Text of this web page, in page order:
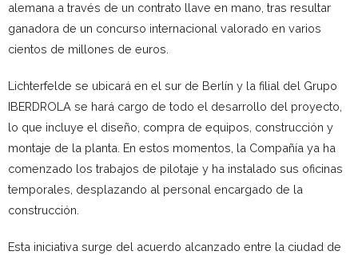
alemana a través de un contrato llave en mano, tras resultar
ganadora de un concurso internacional valorado en varios
cientos de millones de euros.
Lichterfelde se ubicará en el sur de Berlín y la filial del Grupo
IBERDROLA se hará cargo de todo el desarrollo del proyecto,
lo que incluye el diseño, compra de equipos, construcción y
montaje de la planta. En estos momentos, la Compañía ya ha
comenzado los trabajos de pilotaje y ha instalado sus oficinas
temporales, desplazando al personal encargado de la
construcción.
Esta iniciativa surge del acuerdo alcanzado entre la ciudad de